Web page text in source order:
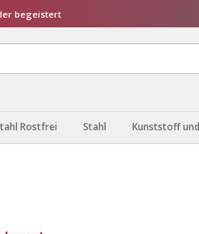
begeistert
Rostfrei Stahl Kunststoff